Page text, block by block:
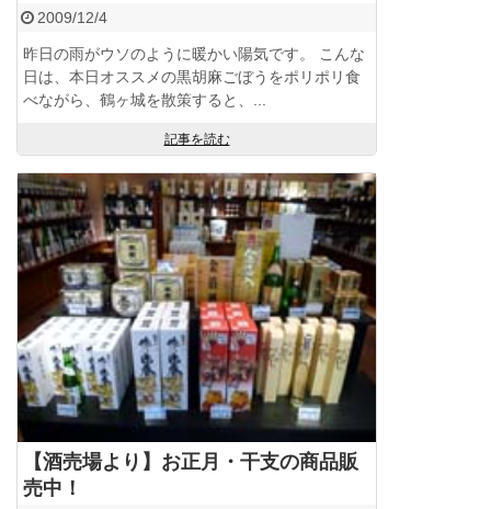
2009/12/4
昨日の雨がウソのように暖かい陽気です。 こんな
日は、本日オススメの黒胡麻ごぼうをポリポリ食
べながら、鶴ヶ城を散策すると、...
記事を読む
【酒売場より】お正月・干支の商品販
売中！